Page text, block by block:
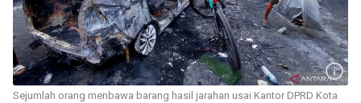
Sejumlah orang menbawa barang hasil jarahan usai Kantor DPRD Kota